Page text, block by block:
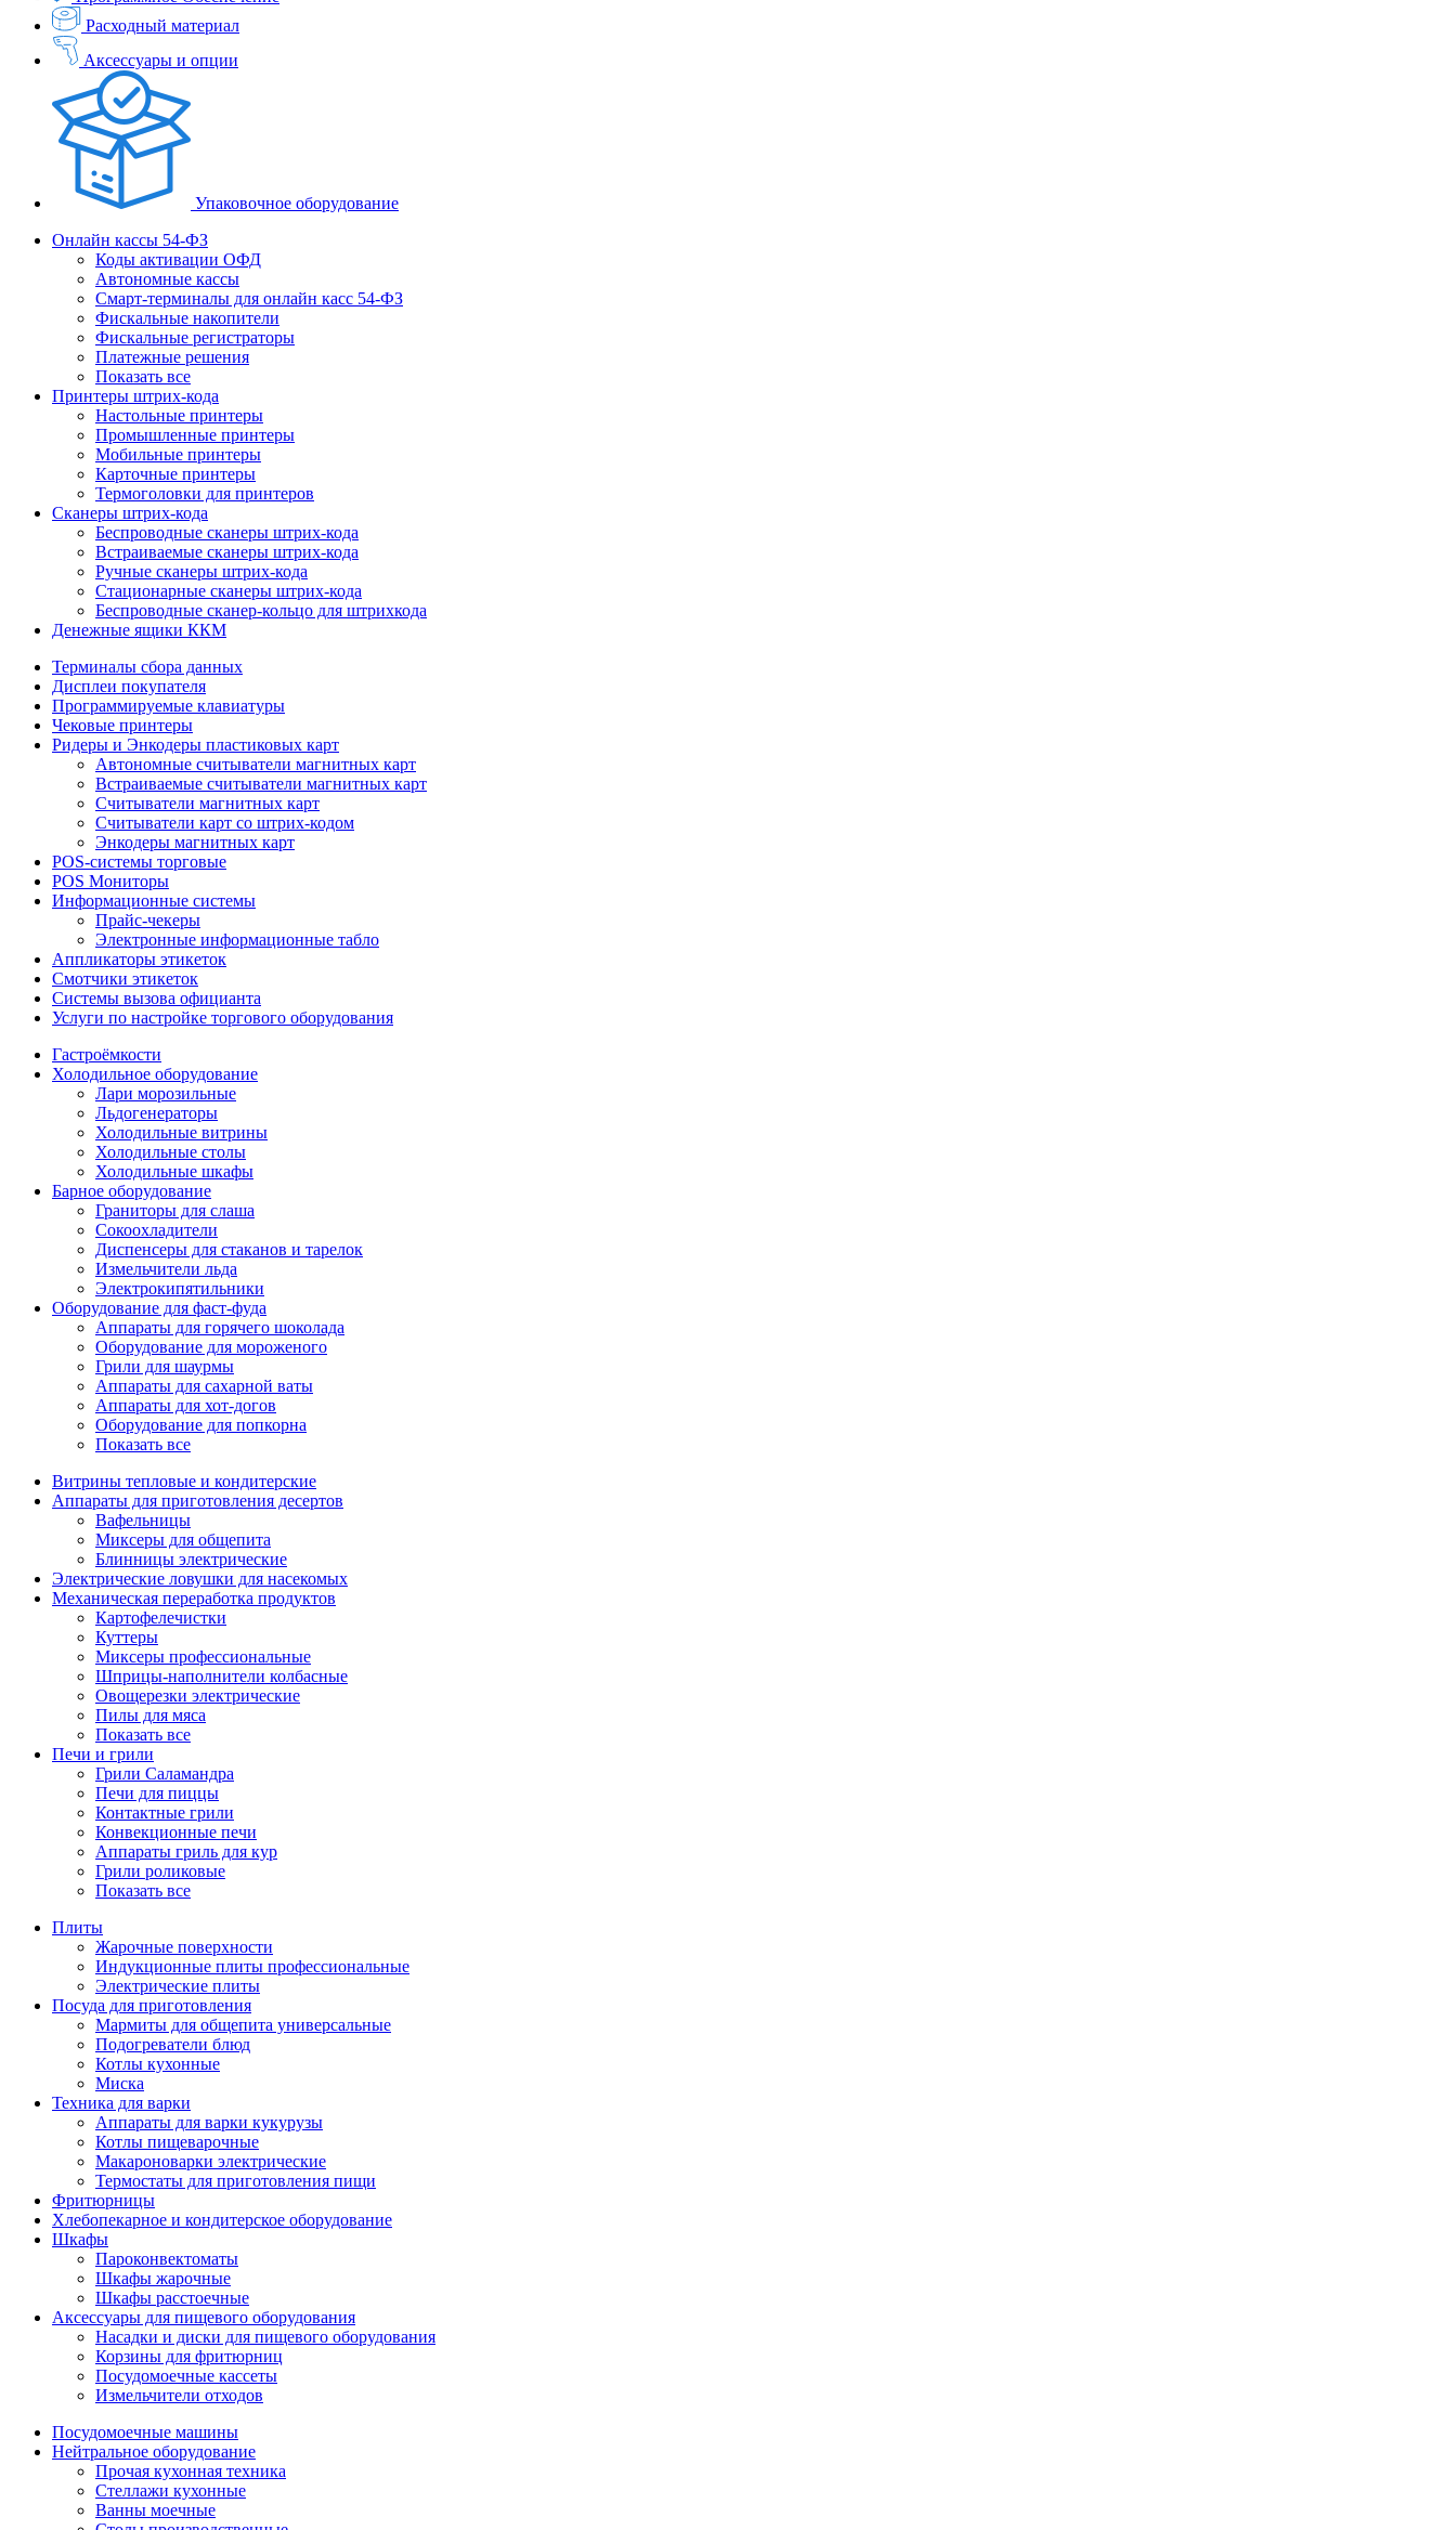
Расходный материал
Аксессуары и опции
Упаковочное оборудование
Онлайн кассы 54-ФЗ
Коды активации ОФД
Автономные кассы
Смарт-терминалы для онлайн касс 54-ФЗ
Фискальные накопители
Фискальные регистраторы
Платежные решения
Показать все
Принтеры штрих-кода
Настольные принтеры
Промышленные принтеры
Мобильные принтеры
Карточные принтеры
Термоголовки для принтеров
Сканеры штрих-кода
Беспроводные сканеры штрих-кода
Встраиваемые сканеры штрих-кода
Ручные сканеры штрих-кода
Стационарные сканеры штрих-кода
Беспроводные сканер-кольцо для штрихкода
Денежные ящики ККМ
Терминалы сбора данных
Дисплеи покупателя
Программируемые клавиатуры
Чековые принтеры
Ридеры и Энкодеры пластиковых карт
Автономные считыватели магнитных карт
Встраиваемые считыватели магнитных карт
Считыватели магнитных карт
Считыватели карт со штрих-кодом
Энкодеры магнитных карт
POS-системы торговые
POS Мониторы
Информационные системы
Прайс-чекеры
Электронные информационные табло
Аппликаторы этикеток
Смотчики этикеток
Системы вызова официанта
Услуги по настройке торгового оборудования
Гастроёмкости
Холодильное оборудование
Лари морозильные
Льдогенераторы
Холодильные витрины
Холодильные столы
Холодильные шкафы
Барное оборудование
Граниторы для слаша
Сокоохладители
Диспенсеры для стаканов и тарелок
Измельчители льда
Электрокипятильники
Оборудование для фаст-фуда
Аппараты для горячего шоколада
Оборудование для мороженого
Грили для шаурмы
Аппараты для сахарной ваты
Аппараты для хот-догов
Оборудование для попкорна
Показать все
Витрины тепловые и кондитерские
Аппараты для приготовления десертов
Вафельницы
Миксеры для общепита
Блинницы электрические
Электрические ловушки для насекомых
Механическая переработка продуктов
Картофелечистки
Куттеры
Миксеры профессиональные
Шприцы-наполнители колбасные
Овощерезки электрические
Пилы для мяса
Показать все
Печи и грили
Грили Саламандра
Печи для пиццы
Контактные грили
Конвекционные печи
Аппараты гриль для кур
Грили роликовые
Показать все
Плиты
Жарочные поверхности
Индукционные плиты профессиональные
Электрические плиты
Посуда для приготовления
Мармиты для общепита универсальные
Подогреватели блюд
Котлы кухонные
Миска
Техника для варки
Аппараты для варки кукурузы
Котлы пищеварочные
Макароноварки электрические
Термостаты для приготовления пищи
Фритюрницы
Хлебопекарное и кондитерское оборудование
Шкафы
Пароконвектоматы
Шкафы жарочные
Шкафы расстоечные
Аксессуары для пищевого оборудования
Насадки и диски для пищевого оборудования
Корзины для фритюрниц
Посудомоечные кассеты
Измельчители отходов
Посудомоечные машины
Нейтральное оборудование
Прочая кухонная техника
Стеллажи кухонные
Ванны моечные